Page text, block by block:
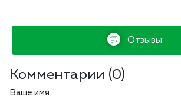
Отзывы
Комментарии (0)
Ваше имя